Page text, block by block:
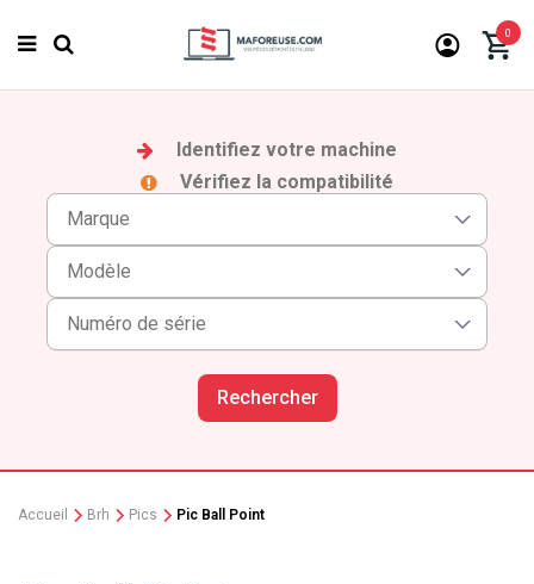
0
Identifiez votre machine
Vérifiez la compatibilité
Rechercher
Accueil Brh Pics Pic Ball Point